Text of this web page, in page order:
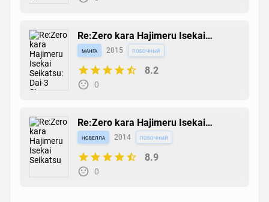
Re:Zero kara Hajimeru Isekai
Seikatsu: Dai-3 Shou - Truth of Zero
манга 2015 побочный
8.2
0
Re:Zero kara Hajimeru Isekai
Seikatsu
новелла 2014 побочный
8.9
0